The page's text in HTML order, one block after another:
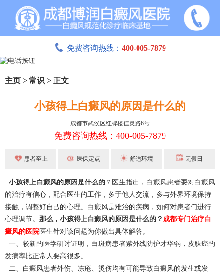
免费咨询热线： 400-005-7879
主页 > 常识 > 正文
小孩得上白癜风的原因是什么的
成都市武侯区红牌楼佳灵路6号
免费咨询热线：400-005-7879
患者至上 医保定点 舒适环境 无假日
小孩得上白癜风的原因是什么的 ？医生指出，白癜风患者要对白癜风
的治疗有信心，配合医生的工作，多于他人交流，多与外界环境保持
接触，调整好自己的心理。白癜风是难治的疾病，如何对患者们进行
心理调节。 那么，小孩得上白癜风的原因是什么的？ 成都专门治疗白
癜风的医院 医生针对该问题为你做出具体解答。
一、较新的医学研讨证明，白斑病患者紫外线防护才华弱，皮肤癌的
发病率比正常人要高很多。
二、白癜风患者外伤、冻疮、烫伤均有可能导致白癜风的发生或发